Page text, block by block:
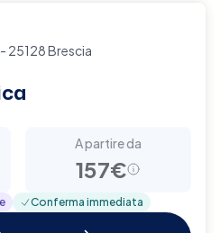
25128 Brescia
A partire da
157€
Conferma immediata